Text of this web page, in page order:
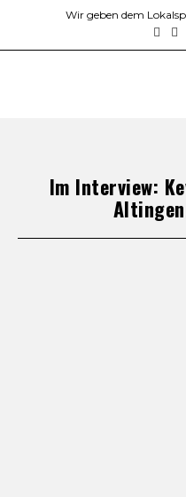
Wir geben dem
Im Interview: